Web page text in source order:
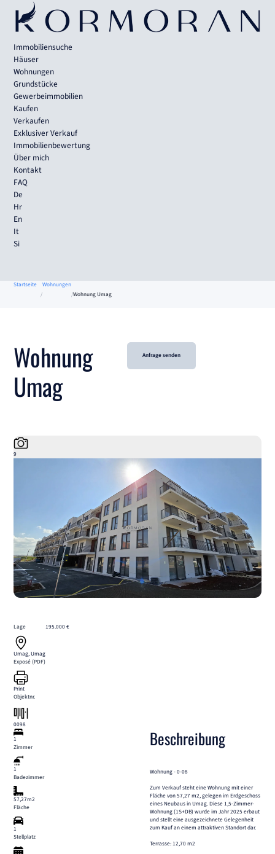
Immobiliensuche
Häuser
Wohnungen
Grundstücke
Gewerbeimmobilien
Kaufen
Verkaufen
Exklusiver Verkauf
Immobilienbewertung
Über mich
Kontakt
FAQ
De
Hr
En
It
Si
Startseite
Wohnungen
Wohnung Umag
Wohnung
Umag
Anfrage senden
9
Lage
Umag, Umag
Exposé (PDF)
Print
Objektnr.
0098
195.000 €
1
Zimmer
1
Badezimmer
57,27m2
Fläche
1
Stellplatz
Beschreibung
Wohnung - 0-08
Zum Verkauf steht eine Wohnung mit einer
Fläche von 57,27 m2, gelegen im Erdgeschoss
eines Neubaus in Umag. Diese 1,5-Zimmer-
Wohnung (1S+DB) wurde im Jahr 2025 erbaut
und stellt eine ausgezeichnete Gelegenheit
zum Kauf an einem attraktiven Standort dar.
Terrasse: 12,70 m2